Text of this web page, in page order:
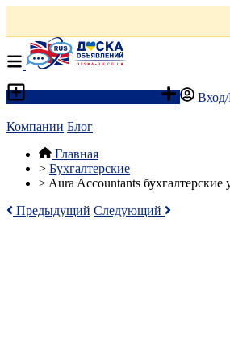
Вход/
Компании Блог
Главная
> Бухгалтерские
> Aura Accountants бухгалтерские
Предыдущий Следующий